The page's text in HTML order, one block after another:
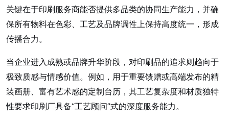
关键在于印刷服务商能否提供多品类的协同生产能力，并确
保所有物料在色彩、工艺及品牌调性上保持高度统一，形成
传播合力。
当企业进入成熟或品牌升华阶段，对印刷品的追求则趋向于
极致质感与情感价值。例如，用于重要馈赠或高端发布的精
装画册、富有艺术感的定制台历，其工艺复杂度和材质独特
性要求印刷厂具备“工艺顾问”式的深度服务能力。